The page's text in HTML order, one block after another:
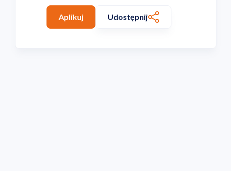
Aplikuj Udostępnij